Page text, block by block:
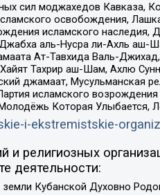
сил моджахедов Кавказа,
освобождения,
исламского
аль-Нусра ли-Ахль
Ат-Тавхида Валь-
Тахрир аш-Шам, Ахлю
джамаат, Мусульманская
исламского
Которая Улыбается,
i-ekstremistskie-
религиозных
деятельности:
Кубанской Духовно